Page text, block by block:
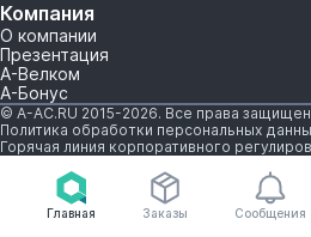
Главная Заказы Сообщения
Компания
О компании
Презентация
А-Велком
А-Бонус
© A-AC.RU 2015-2026. Все права
Политика обработки персональных
Горячая линия корпоративного